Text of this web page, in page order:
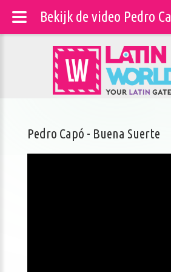
Pedro Capó - Buena Suerte
Bekijk de video Pedro